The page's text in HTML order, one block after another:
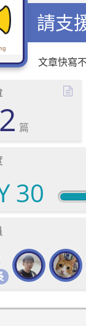
請支
文章快寫
篇
30